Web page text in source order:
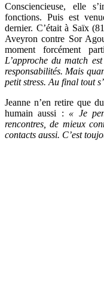
Consciencieuse, elle
fonctions. Puis est
dernier. C’était à Saïx
Aveyron contre Sor
moment forcément
L’approche du match
responsabilités. Mais
petit stress. Au final tout
Jeanne n’en retire que
humain aussi : « Je
rencontres, de mieux
contacts aussi. C’est